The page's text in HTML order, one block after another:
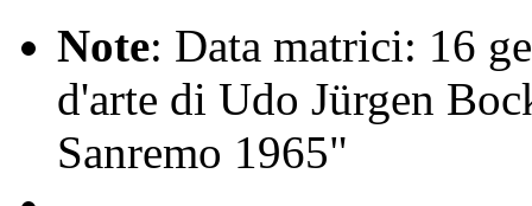
Note: Data matrici: 16
d'arte di Udo Jürgen
Sanremo 1965"